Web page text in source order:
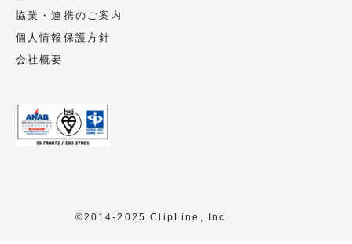
ご本人の同意を取ることが困難な場合、ご
本人様の同意なく個人情報の利用・提供を
行うことがあります。
委託することがあります。
尚、業務の委託にあたっては事前に選定
会社とは個人情報保護に関する契約書を交
協業・連携のご案内
個人情報保護方針
会社概要
©2014-2025 ClipLine, Inc.